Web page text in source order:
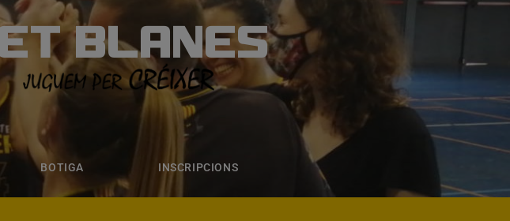
BLANES
BOTIGA
INSCRIPCIONS
INSCRIPCIONS